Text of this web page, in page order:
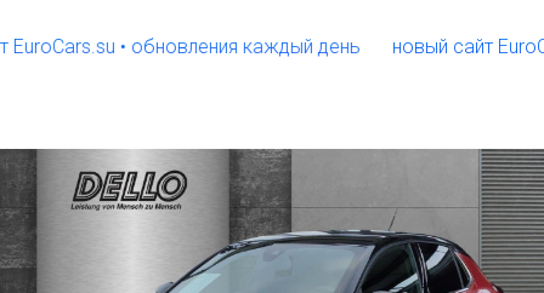
• обновления каждый день новый сайт